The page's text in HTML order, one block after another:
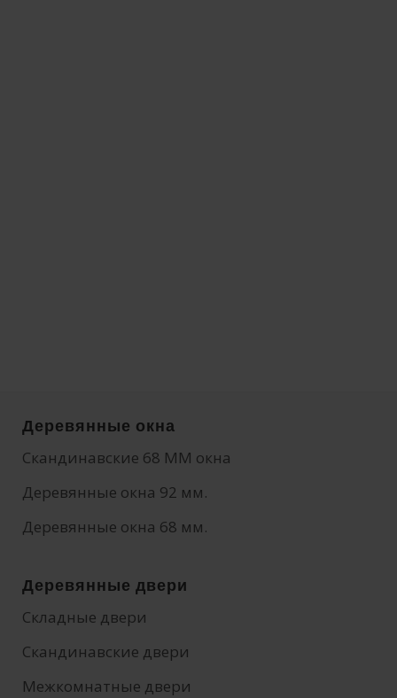
Деревянные окна
Скандинавские 68 MM окна
Деревянные окна 92 мм.
Деревянные окна 68 мм.
Деревянные двери
Складные двери
Скандинавские двери
Межкомнатные двери